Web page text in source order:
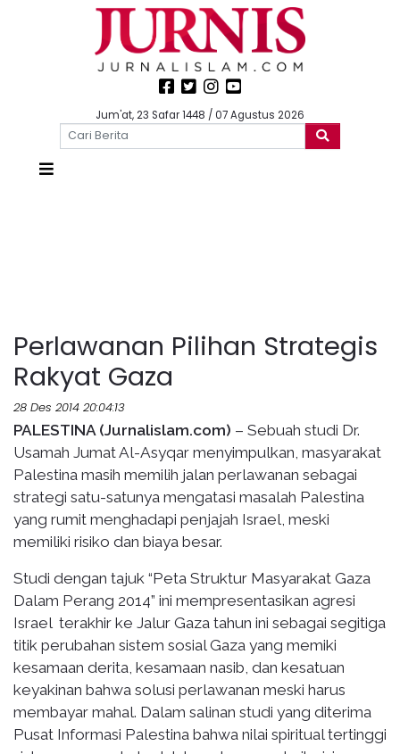
Jum'at, 23 Safar 1448 / 07 Agustus 2026
Perlawanan Pilihan Strategis
Rakyat Gaza
28 Des 2014 20:04:13
PALESTINA (Jurnalislam.com) – Sebuah studi Dr.
Usamah Jumat Al-Asyqar menyimpulkan, masyarakat
Palestina masih memilih jalan perlawanan sebagai
strategi satu-satunya mengatasi masalah Palestina
yang rumit menghadapi penjajah Israel, meski
memiliki risiko dan biaya besar.
Studi dengan tajuk “Peta Struktur Masyarakat Gaza
Dalam Perang 2014” ini mempresentasikan agresi
Israel terakhir ke Jalur Gaza tahun ini sebagai segitiga
titik perubahan sistem sosial Gaza yang memiki
kesamaan derita, kesamaan nasib, dan kesatuan
keyakinan bahwa solusi perlawanan meski harus
membayar mahal. Dalam salinan studi yang diterima
Pusat Informasi Palestina bahwa nilai spiritual tertinggi